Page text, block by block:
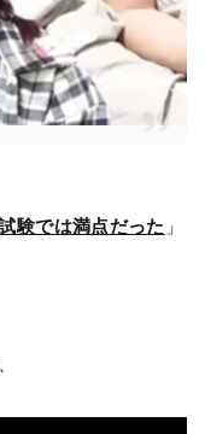
験では満点だった 」